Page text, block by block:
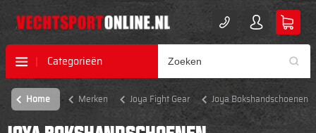
Categorieën
Home Merken Joya Fight Gear Joya Bokshandschoenen